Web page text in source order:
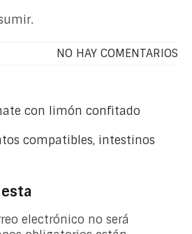
NO HAY COMENTARIOS
con limón confitado
compatibles, intestinos
electrónico no será